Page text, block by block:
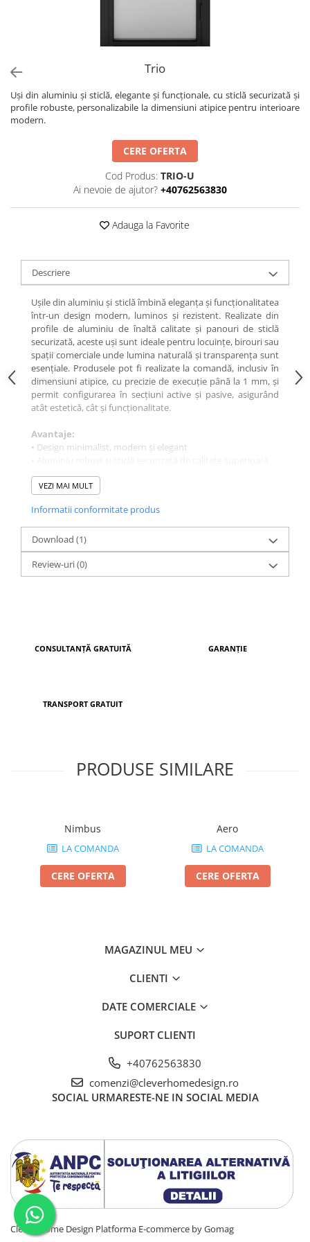
Trio
Uși din aluminiu și sticlă, elegante și funcționale, cu sticlă securizată și
profile robuste, personalizabile la dimensiuni atipice pentru interioare
modern.
CERE OFERTA
Cod Produs: TRIO-U
Ai nevoie de ajutor? +40762563830
Adauga la Favorite
Descriere
Ușile din aluminiu și sticlă îmbină eleganța și funcționalitatea
într-un design modern, luminos și rezistent. Realizate din
profile de aluminiu de înaltă calitate și panouri de sticlă
securizată, aceste uși sunt ideale pentru locuințe, birouri sau
spații comerciale unde lumina naturală și transparența sunt
esențiale. Produsele pot fi realizate la comandă, inclusiv în
dimensiuni atipice, cu precizie de execuție până la 1 mm, și
permit configurarea în secțiuni active și pasive, asigurând
atât estetică, cât și funcționalitate.
Avantaje:
• Design minimalist, modern și elegant
• Personalizare completă, inclusiv dimensiuni atipice
• Adaptabile pentru locuințe, birouri sau spații comerciale
VEZI MAI MULT
Informatii conformitate produs
Download (1)
Review-uri(0)
CONSULTANȚĂ GRATUITĂ GARANȚIE
TRANSPORT GRATUIT
PRODUSE SIMILARE
Nimbus
LA COMANDA
CERE OFERTA
Aero
LA COMANDA
CERE OFERTA
MAGAZINUL MEU
CLIENTI
DATE COMERCIALE
SUPORT CLIENTI
+40762563830
comenzi@cleverhomedesign.ro
SOCIAL URMARESTE-NE IN SOCIAL MEDIA
Clever Home Design Platforma E-commerce by Gomag